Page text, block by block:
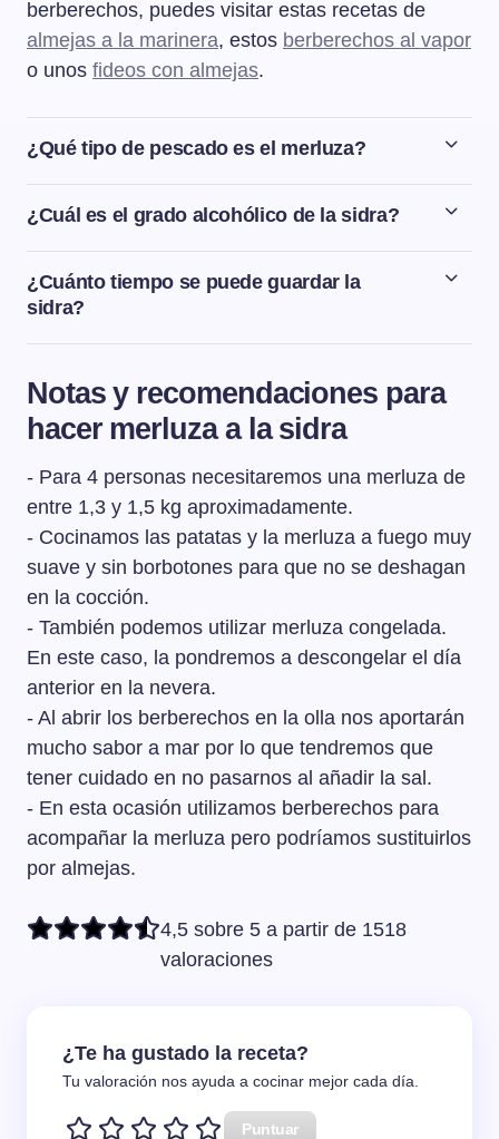
berberechos, puedes visitar estas recetas de
almejas a la marinera, estos berberechos al vapor
o unos fideos con almejas.
¿Qué tipo de pescado es el merluza?
La merluza es un pescado blanco y de agua salada.
Hay una gran variedad de merluzas pero podemos decir
uno de los pescados más consumidos en España,
siendo las preparaciones más comunes a la romana, a
la gallega, en salsa verde y al horno.
¿Cuál es el grado alcohólico de la sidra?
La sidra natural es una bebida alcohólica de baja
graduación ya que tiene entre 5 y 6 grados de alcohol.
¿Cuánto tiempo se puede guardar la
sidra?
La sidra natural no tiene fecha de caducidad pero sí se
su embotellado para que estén en óptimas condiciones
todas sus cualidades.
Notas y recomendaciones para
hacer merluza a la sidra
- Para 4 personas necesitaremos una merluza de
entre 1,3 y 1,5 kg aproximadamente.
- Cocinamos las patatas y la merluza a fuego muy
suave y sin borbotones para que no se deshagan
en la cocción.
- También podemos utilizar merluza congelada.
En este caso, la pondremos a descongelar el día
anterior en la nevera.
- Al abrir los berberechos en la olla nos aportarán
mucho sabor a mar por lo que tendremos que
tener cuidado en no pasarnos al añadir la sal.
- En esta ocasión utilizamos berberechos para
acompañar la merluza pero podríamos sustituirlos
por almejas.
4,5 sobre 5 a partir de 1518
valoraciones
¿Te ha gustado la receta?
Tu valoración nos ayuda a cocinar mejor cada día.
Puntuar